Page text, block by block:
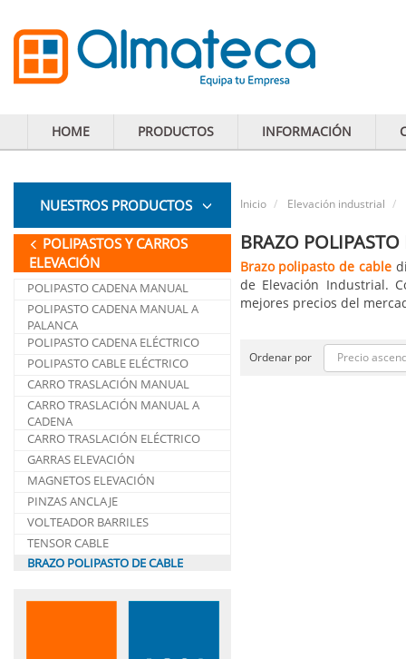
HOME PRODUCTOS INFORMACIÓN
NUESTROS PRODUCTOS
POLIPASTOS Y CARROS
ELEVACIÓN
POLIPASTO CADENA MANUAL
POLIPASTO CADENA MANUAL A
PALANCA
POLIPASTO CADENA ELÉCTRICO
POLIPASTO CABLE ELÉCTRICO
CARRO TRASLACIÓN MANUAL
CARRO TRASLACIÓN MANUAL A
CADENA
CARRO TRASLACIÓN ELÉCTRICO
GARRAS ELEVACIÓN
MAGNETOS ELEVACIÓN
PINZAS ANCLAJE
VOLTEADOR BARRILES
TENSOR CABLE
BRAZO POLIPASTO DE CABLE
Inicio Elevación industrial
BRAZO POLIPASTO
Brazo polipasto de cable
de Elevación Industrial.
mejores precios del
Ordenar por Precio